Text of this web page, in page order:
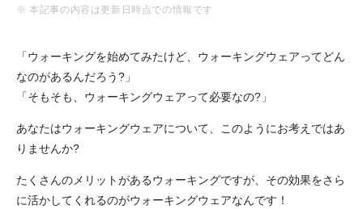
※ 本記事の内容は更新日時点での情報です
「ウォーキングを始めてみたけど、ウォーキングウェアってどん
なのがあるんだろう?」
「そもそも、ウォーキングウェアって必要なの?」
あなたはウォーキングウェアについて、このようにお考えではあ
りませんか?
たくさんのメリットがあるウォーキングですが、その効果をさら
に活かしてくれるのがウォーキングウェアなんです！